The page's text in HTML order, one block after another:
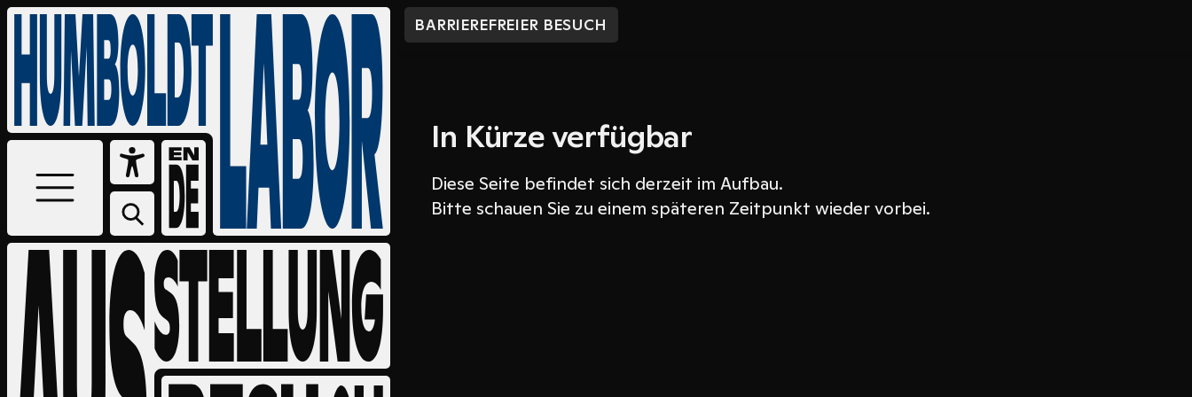
BARRIEREFREIER BESUCH
In Kürze verfügbar
Diese Seite befindet sich derzeit im Aufbau.
Bitte schauen Sie zu einem späteren Zeitpunkt wieder vorbei.